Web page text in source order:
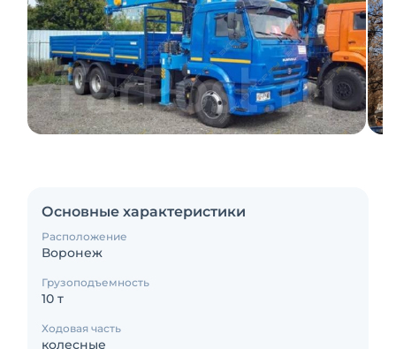
Основные характеристики
Расположение
Воронеж
Грузоподъемность
10 т
Ходовая часть
колесные